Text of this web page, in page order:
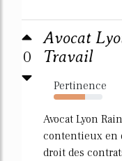
0
Avocat
Travail
Pertinence
64%
Avocat Lyon
contentieux en
droit des